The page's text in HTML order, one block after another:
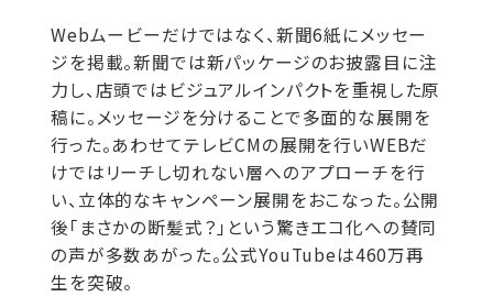
Webムービーだけではなく、新聞6紙にメッセー
ジを掲載。新聞では新パッケージのお披露目に注
力し、店頭ではビジュアルインパクトを重視した原
稿に。メッセージを分けることで多面的な展開を
行った。あわせてテレビCMの展開を行いWEBだ
けではリーチし切れない層へのアプローチを行
い、立体的なキャンペーン展開をおこなった。公開
後「まさかの断髪式？」という驚きエコ化への賛同
の声が多数あがった。公式YouTubeは460万再
生を突破。